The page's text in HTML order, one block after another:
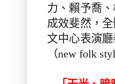
力、賴予喬
成效斐然，
文中心表演
（new folk